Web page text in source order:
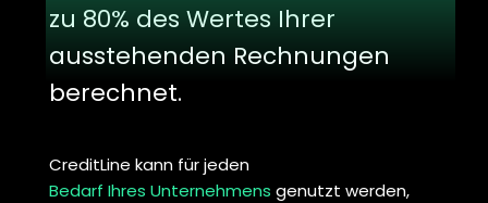
zu 80% des Wertes Ihrer
ausstehenden Rechnungen
berechnet.
CreditLine kann für jeden
Bedarf Ihres Unternehmens genutzt werden,